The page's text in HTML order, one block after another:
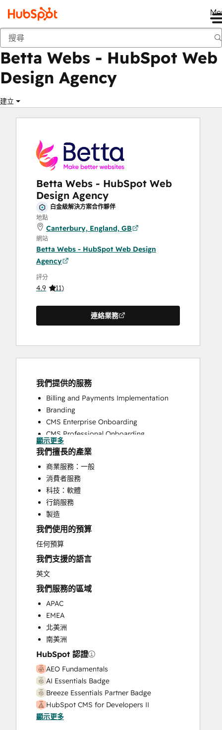
市集 解決方案合作夥伴
Betta Webs - HubSpot Web
Design Agency
建立
Betta Webs - HubSpot Web
Design Agency
白金級解決方案合作夥伴
地點
Canterbury, England, GB
網站
Betta Webs - HubSpot Web Design
Agency
評分
4.9 (11)
連絡業務
我們提供的服務
Billing and Payments Implementation
Branding
CMS Enterprise Onboarding
CMS Professional Onboarding
Content Creation
CPQ Implementation
CRM Implementation
CRM Migration
Custom API Integrations
Email Marketing
Full Inbound Marketing Services
HubSpot Onboarding
Knowledge Base Development
Marketing Hub Enterprise Onboarding
Marketing Hub Professional Onboarding
Programmable Automation
Revenue Hub Implementation
Sales Hub Enterprise Onboarding
Sales Hub Professional Onboarding
Search Engine Optimization
Website Design
Website Development
Website Migration
顯示更多
我們擅長的產業
商業服務：一般
消費者服務
科技：軟體
行銷服務
製造
我們使用的預算
任何預算
我們支援的語言
英文
我們服務的區域
APAC
EMEA
北美洲
南美洲
HubSpot 認證
AEO Fundamentals
AI Essentials Badge
Breeze Essentials Partner Badge
HubSpot CMS for Developers II
HubSpot Content Hub Software
顯示更多